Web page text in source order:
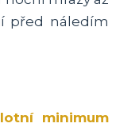
před náledím
minimum